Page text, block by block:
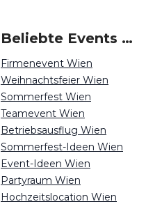
Beliebte Events in Wien
Firmenevent Wien
Weihnachtsfeier Wien
Sommerfest Wien
Teamevent Wien
Betriebsausflug Wien
Sommerfest-Ideen Wien
Event-Ideen Wien
Partyraum Wien
Hochzeitslocation Wien